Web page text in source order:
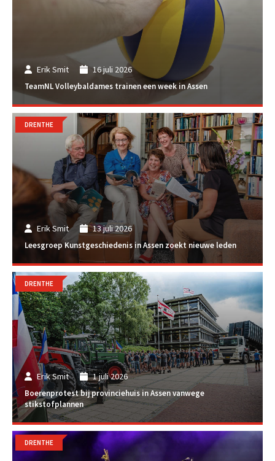
Erik Smit 16 juli 2026
TeamNL Volleybaldames trainen een week in Assen
Erik Smit 13 juli 2026
Leesgroep Kunstgeschiedenis in Assen zoekt nieuwe leden
DRENTHE
Erik Smit 1 juli 2026
Boerenprotest bij provinciehuis in Assen vanwege
stikstofplannen
DRENTHE
DRENTHE